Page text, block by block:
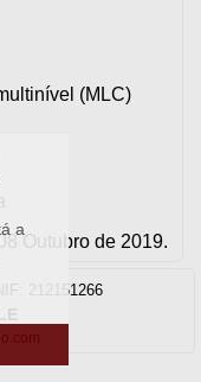
a
(MLC)
Outubro de 2019.
212151266